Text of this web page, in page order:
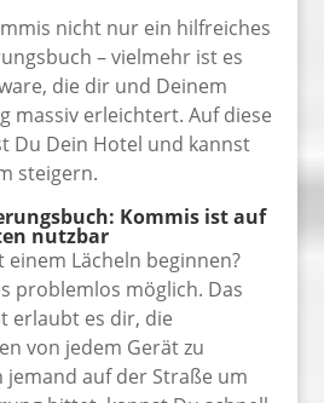
nicht nur ein hilfreiches
– vielmehr ist es
die dir und Deinem
massiv erleichtert. Auf diese
Du Dein Hotel und kannst
steigern.
Kommis ist auf
nutzbar
einem Lächeln beginnen?
problemlos möglich. Das
erlaubt es dir, die
von jedem Gerät zu
jemand auf der Straße um